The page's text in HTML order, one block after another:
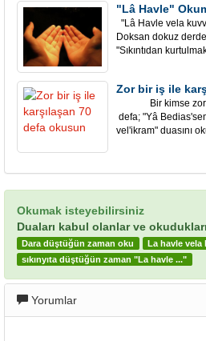
"Lâ Havle"
"Lâ Havle vela
Doksan dokuz
"Sıkıntıdan
Zor bir iş ile
Bir kimse zor bir
defa; "Yâ
vel'ikram" duasını
Okumak isteyebilirsiniz
Duaları kabul olanlar ve
Dara düştüğün zaman oku
La havle vela
sıkınyıta düştüğün zaman "La havle ..."
Yorumlar